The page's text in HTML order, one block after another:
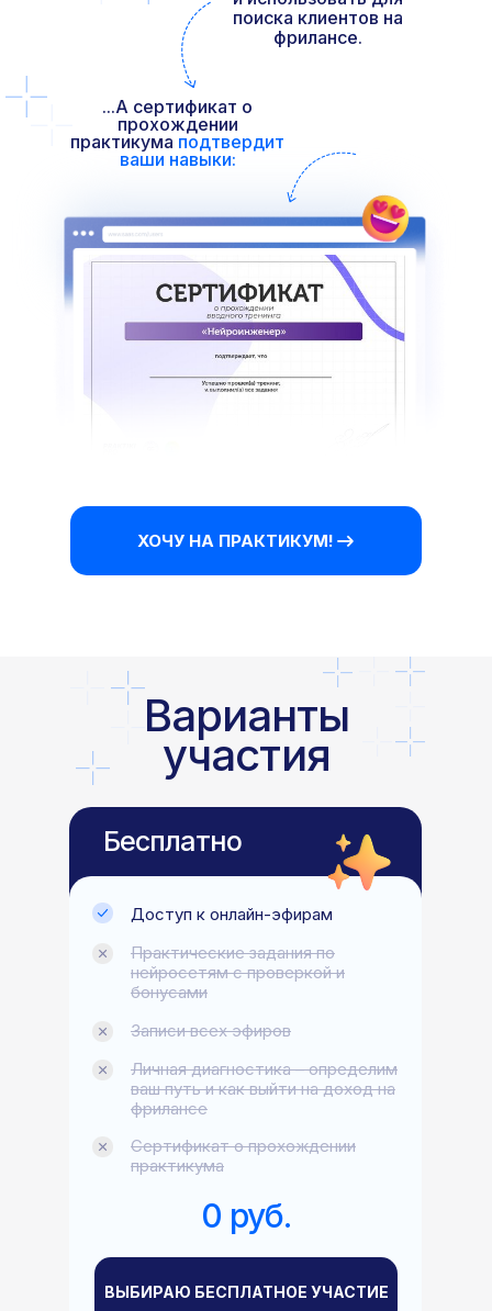
поиска клиентов на
фрилансе.
...А сертификат о
прохождении
практикума подтвердит
ваши навыки:
ХОЧУ НА ПРАКТИКУМ!
Варианты
участия
Доступ к онлайн-эфирам
Записи всех эфиров
Личная диагностика – определим
ваш путь и как выйти на доход на
фрилансе
Сертификат о прохождении
практикума
Практические задания по
нейросетям с проверкой и
бонусами
0 руб.
Бесплатно
ВЫБИРАЮ БЕСПЛАТНОЕ УЧАСТИЕ